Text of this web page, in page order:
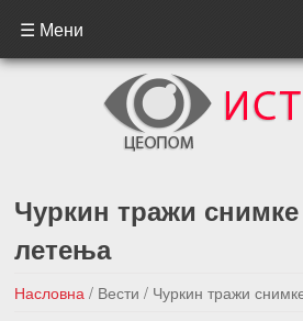
☰ Мени
Чуркин тражи
летења
Насловна / Вести/ Чуркин тражи